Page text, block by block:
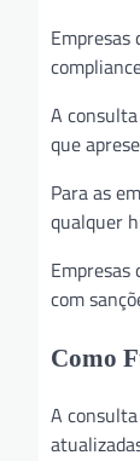
A
que
Para as
qualquer
Empresas
com
Como
A